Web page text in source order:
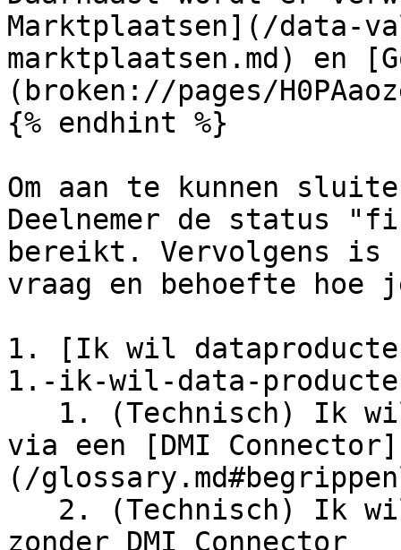
Marktplaatsen](/data-
marktplaatsen.md) en
(broken://pages/
{% endhint %}
Om aan te kunnen
Deelnemer de status
bereikt. Vervolgens
vraag en behoefte
1. [Ik wil
1.-ik-wil-data-
via een [DMI Connector]
(/
zonder DMI Connector